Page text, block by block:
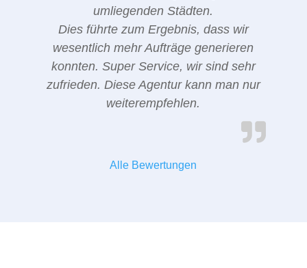
umliegenden Städten.
Dies führte zum Ergebnis, dass wir
wesentlich mehr Aufträge generieren
konnten. Super Service, wir sind sehr
zufrieden. Diese Agentur kann man nur
weiterempfehlen.
Alle Bewertungen